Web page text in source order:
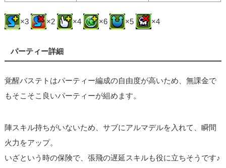
×3 ×2 ×4 ×6 ×5 ×4
パーティー詳細
覚醒バステトはパーティー編成の自由度が高いため、無課金で
もそこそこ良いパーティーが組めます。
陣スキル持ちがいないため、サブにアルマデルを入れて、瞬間
火力をアップ。
いざという時の保険で、張飛の遅延スキルも役に立ちそうです♪